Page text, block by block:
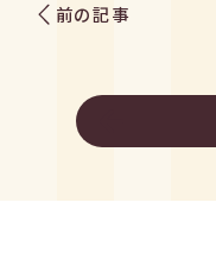
前の記事